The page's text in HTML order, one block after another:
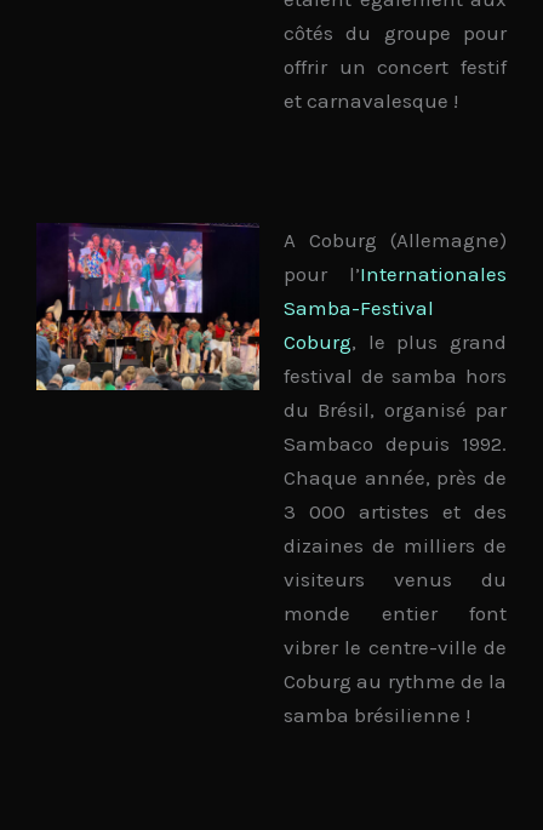
côtés du groupe pour
offrir un concert festif
et carnavalesque !
A Coburg (Allemagne)
pour l’Internationales
Samba-Festival
Coburg, le plus grand
festival de samba hors
du Brésil, organisé par
Sambaco depuis 1992.
Chaque année, près de
3 000 artistes et des
dizaines de milliers de
visiteurs venus du
monde entier font
vibrer le centre-ville de
Coburg au rythme de la
samba brésilienne !